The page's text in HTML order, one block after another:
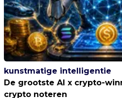
kunstmatige intelligentie
De grootste AI x crypto-
crypto noteren